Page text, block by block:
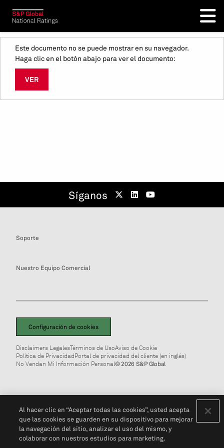
Este documento no se puede mostrar en su navegador.
Haga clic en el botón abajo para ver el documento:
VER
Síganos
Soporte
Nuestro Equipo Comercial
Configuración de cookies
Disclaimers LegalesTérminos de UsoAviso de Cookie
Política de PrivacidadPortal de privacidad del cliente (en inglés)
No Vendan Mi Información Personal© 2026 S&P Global
Al hacer clic en “Aceptar todas las cookies”, usted acepta
que las cookies se guarden en su dispositivo para mejorar
la navegación del sitio, analizar el uso del mismo, y
colaborar con nuestros estudios para marketing.